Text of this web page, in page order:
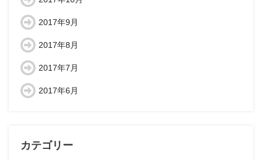
2017年9月
2017年8月
2017年7月
2017年6月
カテゴリー